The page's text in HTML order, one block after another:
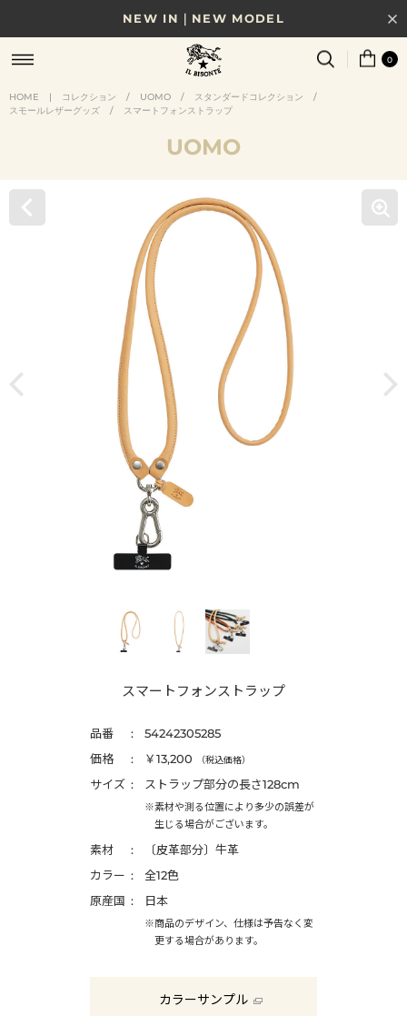
NEW IN｜NEW MODEL
8/17(月)10時まで｜税込11,000円以上で送料無料
贈る相手やシーンから選べる、新しいギフトガイド
0
HOME | コレクション / UOMO / スタンダードコレクション
/
スモールレザーグッズ
/ スマートフォンストラップ
UOMO
スマートフォンストラップ
品番
54242305285
価格
￥13,200 （税込価格）
サイズ ストラップ部分の長さ128cm
※素材や測る位置により多少の誤差が
生じる場合がございます。
素材
〔皮革部分〕牛革
カラー
全12色
原産国
日本
※商品のデザイン、仕様は予告なく変
更する場合があります。
カラーサンプル